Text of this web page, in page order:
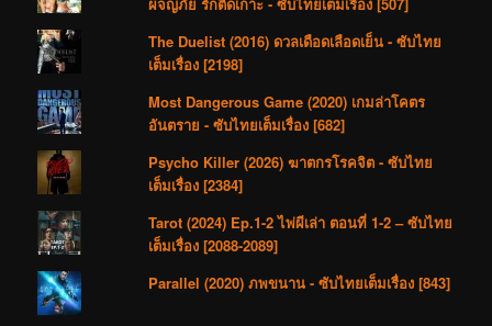
The Duelist (2016) ดวลเดือดเลือดเย็น - ซับไทย
เต็มเรื่อง [2198]
Most Dangerous Game (2020) เกมล่าโคตร
อันตราย - ซับไทยเต็มเรื่อง [682]
Psycho Killer (2026) ฆาตกรโรคจิต - ซับไทย
เต็มเรื่อง [2384]
Tarot (2024) Ep.1-2 ไพ่ผีเล่า ตอนที่ 1-2 – ซับไทย
เต็มเรื่อง [2088-2089]
Parallel (2020) ภพขนาน - ซับไทยเต็มเรื่อง [843]